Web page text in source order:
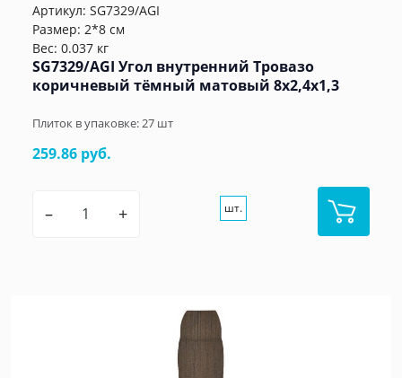
Артикул: SG7329/AGI
Размер: 2*8 см
Вес: 0.037 кг
SG7329/AGI Угол внутренний Тровазо
коричневый тёмный матовый 8x2,4x1,3
Плиток в упаковке:27 шт
259.86 руб.
– + шт.